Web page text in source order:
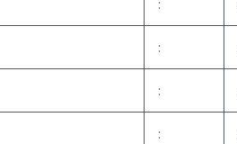
:
:
: